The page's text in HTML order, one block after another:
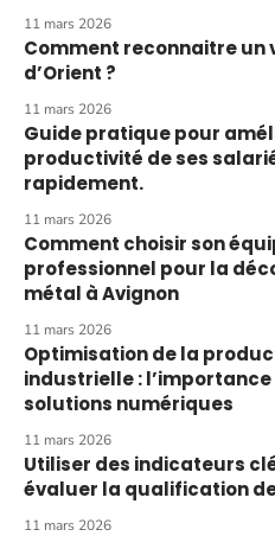
11 mars 2026
Comment reconnaitre un
d’Orient ?
11 mars 2026
Guide pratique pour
productivité de ses
rapidement.
11 mars 2026
Comment choisir son
professionnel pour la
métal à Avignon
11 mars 2026
Optimisation de la
industrielle : l’importance
solutions numériques
11 mars 2026
Utiliser des indicateurs
évaluer la qualification
11 mars 2026